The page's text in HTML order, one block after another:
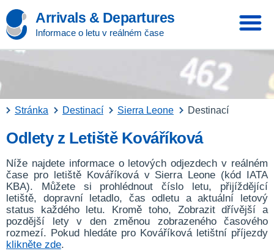
Arrivals & Departures
Informace o letu v reálném čase
Stránka Destinací Sierra Leone Destinací
Odlety z Letiště Kováříková
Níže najdete informace o letových odjezdech v reálném
čase pro letiště Kováříková v Sierra Leone (kód IATA
KBA). Můžete si prohlédnout číslo letu, přijíždějící
letiště, dopravní letadlo, čas odletu a aktuální letový
status každého letu. Kromě toho, Zobrazit dřívější a
pozdější lety v den změnou zobrazeného časového
rozmezí. Pokud hledáte pro Kováříková letištní příjezdy
klikněte zde.